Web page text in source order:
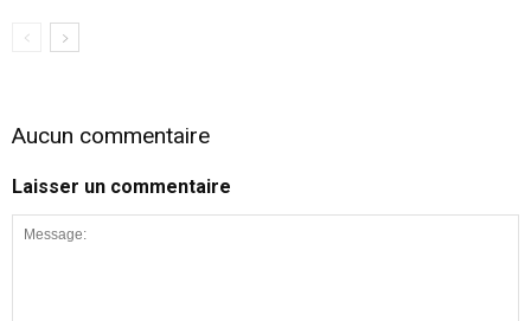
Aucun commentaire
Laisser un commentaire